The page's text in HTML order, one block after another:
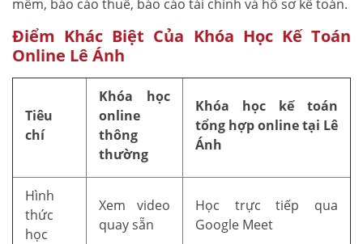
mềm, báo cáo thuế, báo cáo tài chính và hồ sơ kế toán.
Điểm Khác Biệt Của Khóa Học Kế Toán
Online Lê Ánh
Tiêu
chí
Khóa học
online
thông
thường
Khóa học kế toán
tổng hợp online tại Lê
Ánh
Hình
thức
học
Xem video
quay sẵn
Học trực tiếp qua
Google Meet